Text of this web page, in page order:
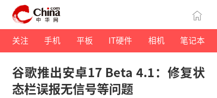
关注 手机 平板 IT硬件 相机 笔记本
谷歌推出安卓17 Beta 4.1：修复状
态栏误报无信号等问题